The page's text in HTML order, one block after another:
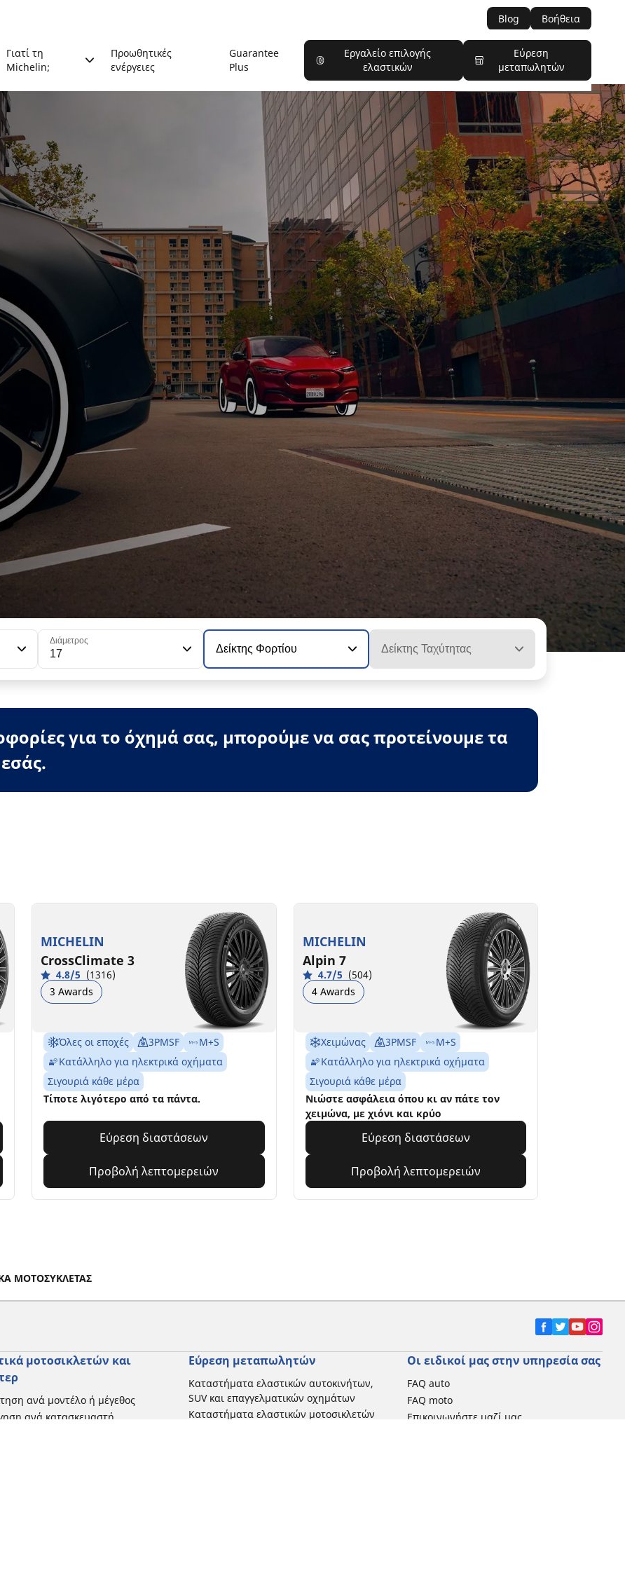
Blog Βοήθεια
Γιατί τη
Michelin;
Προωθητικές
ενέργειες
Guarantee
Plus
Εργαλείο επιλογής
ελαστικών
Εύρεση
μεταπωλητών
Διάμετρος
17 Δείκτης Φορτίου Δείκτης Ταχύτητας
για το όχημά σας, μπορούμε να σας προτείνουμε τα
MICHELIN
CrossClimate 3
4.8/5 (1316)
3 Awards
Όλες οι εποχές 3PMSF
M+S
Κατάλληλο για ηλεκτρικά οχήματα
Σιγουριά κάθε μέρα
Τίποτε λιγότερο από τα πάντα.
Εύρεση διαστάσεων
Προβολή λεπτομερειών
MICHELIN
Alpin 7
4.7/5 (504)
4 Awards
Χειμώνας 3PMSF
M+S
Κατάλληλο για ηλεκτρικά οχήματα
Σιγουριά κάθε μέρα
Νιώστε ασφάλεια όπου κι αν πάτε τον
χειμώνα, με χιόνι και κρύο
Εύρεση διαστάσεων
Προβολή λεπτομερειών
ΜΟΤΟΣΥΚΛΕΤΑΣ
μοτοσικλετών και
ανά μοντέλο ή μέγεθος
ανά κατασκευαστή
Εύρεση μεταπωλητών
Καταστήματα ελαστικών αυτοκινήτων,
SUV και επαγγελματικών οχημάτων
Καταστήματα ελαστικών μοτοσικλετών
Οι ειδικοί μας στην υπηρεσία σας
FAQ auto
FAQ moto
Επικοινωνήστε μαζί μας